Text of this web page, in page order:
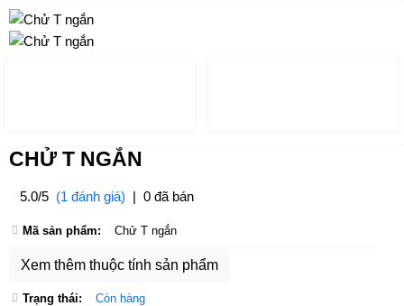
CHỬ T NGẮN
5.0/5 (1 đánh giá) | 0 đã bán
Mã sản phẩm: Chử T ngắn
Xem thêm thuộc tính sản phẩm
Trạng thái: Còn hàng